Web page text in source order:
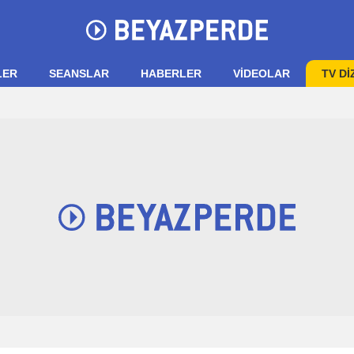
SEANSLAR HABERLER VIDEOLAR TV